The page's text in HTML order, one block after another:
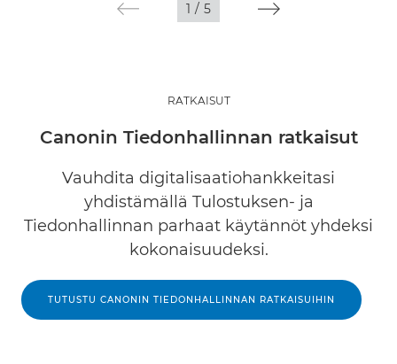
1 / 5
RATKAISUT
Canonin Tiedonhallinnan ratkaisut
Vauhdita digitalisaatiohankkeitasi
yhdistämällä Tulostuksen- ja
Tiedonhallinnan parhaat käytännöt yhdeksi
kokonaisuudeksi.
TUTUSTU CANONIN TIEDONHALLINNAN RATKAISUIHIN